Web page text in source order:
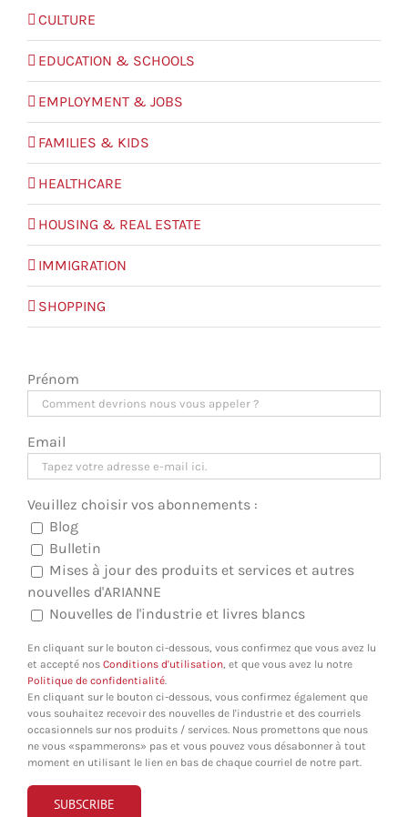
CULTURE
EDUCATION & SCHOOLS
EMPLOYMENT & JOBS
FAMILIES & KIDS
HEALTHCARE
HOUSING & REAL ESTATE
IMMIGRATION
SHOPPING
Prénom
Email
Veuillez choisir vos abonnements :
Blog
Bulletin
Mises à jour des produits et services et autres
nouvelles d'ARIANNE
Nouvelles de l'industrie et livres blancs
En cliquant sur le bouton ci-dessous, vous confirmez que vous avez lu
et accepté nos Conditions d'utilisation, et que vous avez lu notre
Politique de confidentialité.
En cliquant sur le bouton ci-dessous, vous confirmez également que
vous souhaitez recevoir des nouvelles de l'industrie et des courriels
occasionnels sur nos produits / services. Nous promettons que nous
ne vous «spammerons» pas et vous pouvez vous désabonner à tout
moment en utilisant le lien en bas de chaque courriel de notre part.